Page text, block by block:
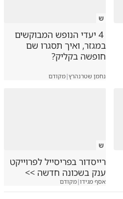
ש
4 יעדי הנופש המבוקשים
במגזר, ואיך תסגרו שם
חופשה בקליק?
נחמן שטרנהרץ|מקודם
ש
רייסדור בפריסייל לפרוייקט
ענק בשכונה חדשה >>
אסף מגידו|מקודם